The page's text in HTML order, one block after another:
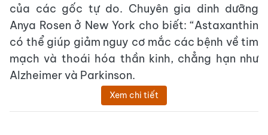
của các gốc tự do. Chuyên gia dinh dưỡng
Anya Rosen ở New York cho biết: “Astaxanthin
có thể giúp giảm nguy cơ mắc các bệnh về tim
mạch và thoái hóa thần kinh, chẳng hạn như
Alzheimer và Parkinson.
Xem chi tiết